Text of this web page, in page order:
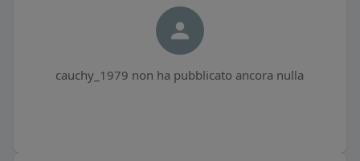
cauchy_1979 non ha pubblicato ancora nulla